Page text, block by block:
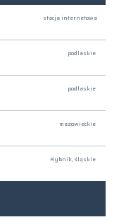
stacja internetowa
podlaskie
podlaskie
mazowieckie
Rybnik, śląskie